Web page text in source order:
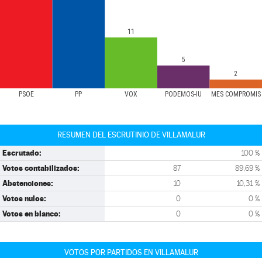
PSOE PP VOX PODEMOS-IU MÉS COMPROMÍS
11
5
2
RESUMEN DEL ESCRUTINIO DE VILLAMALUR
Escrutado: 100 %
Votos contabilizados: 87 89,69 %
Abstenciones: 10 10,31 %
Votos nulos: 0 0 %
Votos en blanco: 0 0 %
VOTOS POR PARTIDOS EN VILLAMALUR